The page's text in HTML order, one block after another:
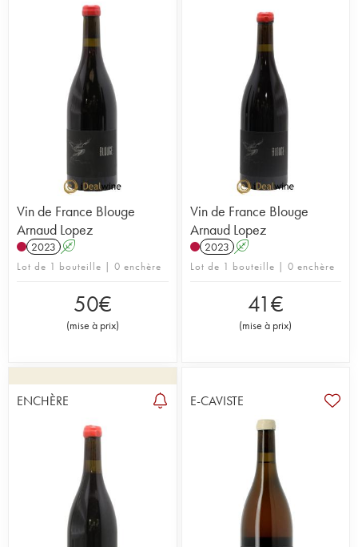
Vin de France Blouge
Arnaud Lopez
2023 A
Lot de 1 bouteille | 0 enchère
50€
(mise à prix)
Vin de France Blouge
Arnaud Lopez
2023 A
Lot de 1 bouteille | 0 enchère
41€
(mise à prix)
ENCHÈRE E-CAVISTE